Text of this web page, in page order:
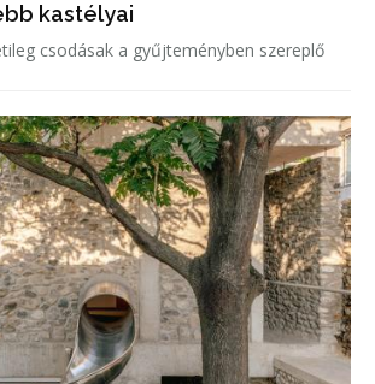
kastélyai
csodásak a gyűjteményben szereplő